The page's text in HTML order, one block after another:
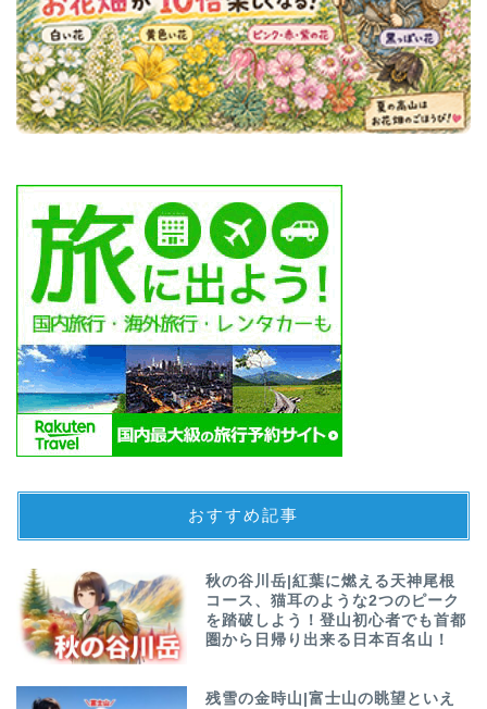
おすすめ記事
秋の谷川岳|紅葉に燃える天神尾根
コース、猫耳のような2つのピーク
を踏破しよう！登山初心者でも首都
圏から日帰り出来る日本百名山！
残雪の金時山|富士山の眺望といえ